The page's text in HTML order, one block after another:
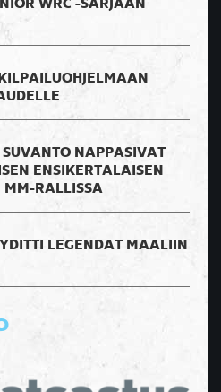
WRC -SARJAAN
NAPPASIVAT
ENSIKERTALAISEN
MM-RALLISSA
LEGENDAT MAALIIN